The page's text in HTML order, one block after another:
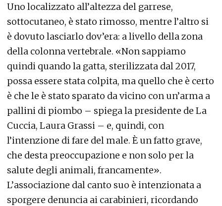
Uno localizzato all’altezza del garrese,
sottocutaneo, è stato rimosso, mentre l’altro si
è dovuto lasciarlo dov’era: a livello della zona
della colonna vertebrale. «Non sappiamo
quindi quando la gatta, sterilizzata dal 2017,
possa essere stata colpita, ma quello che è certo
è che le è stato sparato da vicino con un’arma a
pallini di piombo – spiega la presidente de La
Cuccia, Laura Grassi – e, quindi, con
l’intenzione di fare del male. È un fatto grave,
che desta preoccupazione e non solo per la
salute degli animali, francamente».
L’associazione dal canto suo è intenzionata a
sporgere denuncia ai carabinieri, ricordando